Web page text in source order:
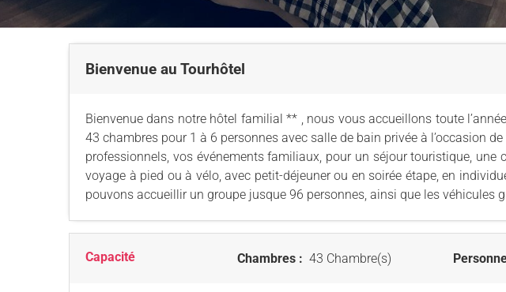
Bienvenue au Tourhôtel
Bienvenue dans notre hôtel familial ** , nous vous accueillons toute
43 chambres pour 1 à 6 personnes avec salle de bain privée à l’occasion
professionnels, vos événements familiaux, pour un séjour touristique, une
voyage à pied ou à vélo, avec petit-déjeuner ou en soirée étape, en
pouvons accueillir un groupe jusque 96 personnes, ainsi que les véhicules
Capacité Chambres : 43 Chambre(s)